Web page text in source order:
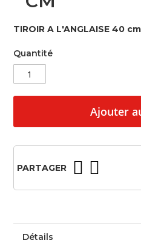
beginning
the
gallery
TIROIR A L'ANGLAISE 40 cm
Quantité
Ajouter
PARTAGER
Détails